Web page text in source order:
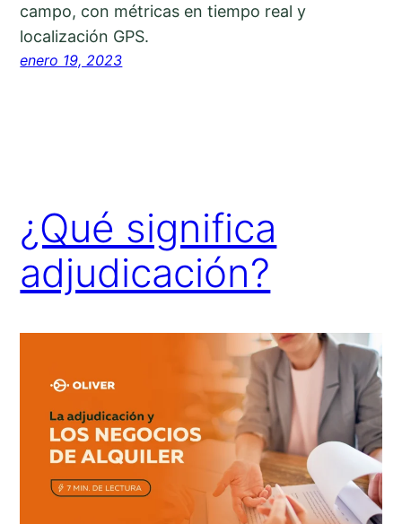
campo, con métricas en tiempo real y
localización GPS.
enero 19, 2023
¿Qué significa
adjudicación?